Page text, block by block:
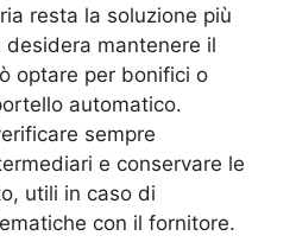
resta la soluzione più
mantenere il
optare per bonifici o
automatico.
sempre
e conservare le
utili in caso di
con il fornitore.